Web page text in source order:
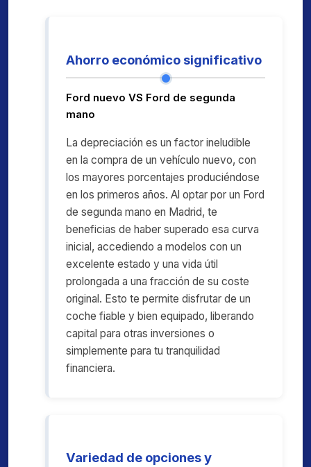
Ahorro económico significativo
Ford nuevo VS Ford de segunda
mano
La depreciación es un factor ineludible
en la compra de un vehículo nuevo, con
los mayores porcentajes produciéndose
en los primeros años. Al optar por un Ford
de segunda mano en Madrid, te
beneficias de haber superado esa curva
inicial, accediendo a modelos con un
excelente estado y una vida útil
prolongada a una fracción de su coste
original. Esto te permite disfrutar de un
coche fiable y bien equipado, liberando
capital para otras inversiones o
simplemente para tu tranquilidad
financiera.
Variedad de opciones y